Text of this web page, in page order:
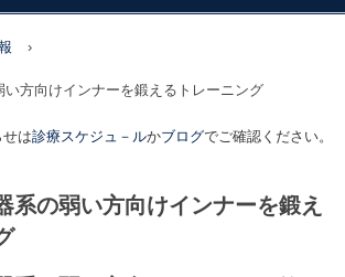
›
い方向けインナーを鍛えるトレーニング
は診療スケジュ－ルかブログでご確認ください。
系の弱い方向けインナーを鍛え